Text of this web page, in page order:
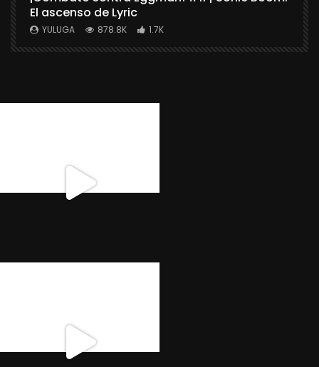
El ascenso de Lyric
YULUGA 878.8K 1.7K